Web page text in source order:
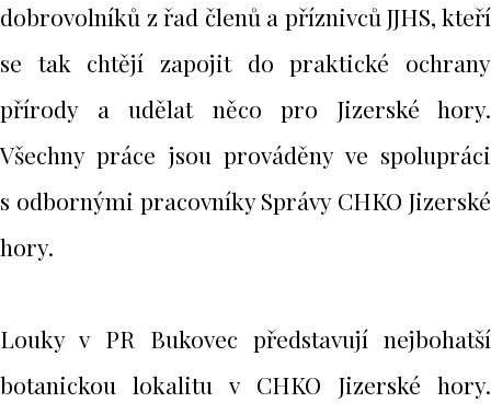
dobrovolníků z řad členů a příznivců JJHS, kteří
se tak chtějí zapojit do praktické ochrany
přírody a udělat něco pro Jizerské hory.
Všechny práce jsou prováděny ve spolupráci
s odbornými pracovníky Správy CHKO Jizerské
hory.
Louky v PR Bukovec představují nejbohatší
botanickou lokalitu v CHKO Jizerské hory.